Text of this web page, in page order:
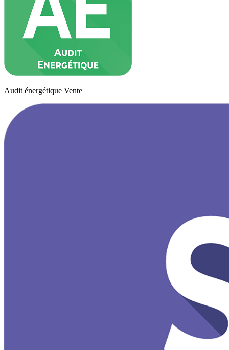
Audit énergétique Vente